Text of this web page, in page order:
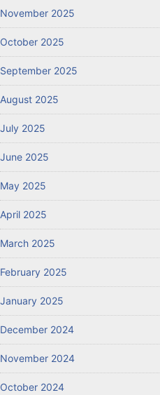
November 2025
October 2025
September 2025
August 2025
July 2025
June 2025
May 2025
April 2025
March 2025
February 2025
January 2025
December 2024
November 2024
October 2024